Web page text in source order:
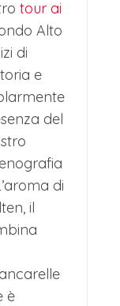
alle radici
che
la vera
in
tour ai
Alto
di
e
del
di
il
è